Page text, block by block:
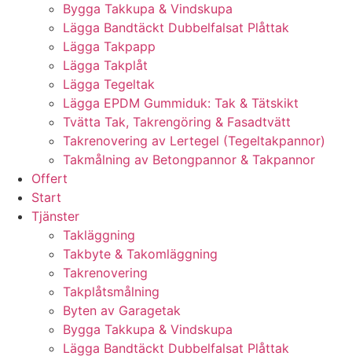
Bygga Takkupa & Vindskupa
Lägga Bandtäckt Dubbelfalsat Plåttak
Lägga Takpapp
Lägga Takplåt
Lägga Tegeltak
Lägga EPDM Gummiduk: Tak & Tätskikt
Tvätta Tak, Takrengöring & Fasadtvätt
Takrenovering av Lertegel (Tegeltakpannor)
Takmålning av Betongpannor & Takpannor
Offert
Start
Tjänster
Takläggning
Takbyte & Takomläggning
Takrenovering
Takplåtsmålning
Byten av Garagetak
Bygga Takkupa & Vindskupa
Lägga Bandtäckt Dubbelfalsat Plåttak